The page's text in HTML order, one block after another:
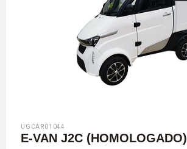
UGCAR01044
E-VAN J2C (HOMOLOGADO)